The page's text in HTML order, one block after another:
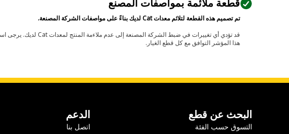
قطعة ملائمة بمواصفات المصنع
تم تصميم هذه القطعة لتلائم معدات Cat لديك بناءً على مواصفات الشركة المصنعة.
هذا المؤشر التوافق مع كل قطع الغيار.
البحث عن قطع
التسوق حسب الفئة
الدعم
اتصل بنا